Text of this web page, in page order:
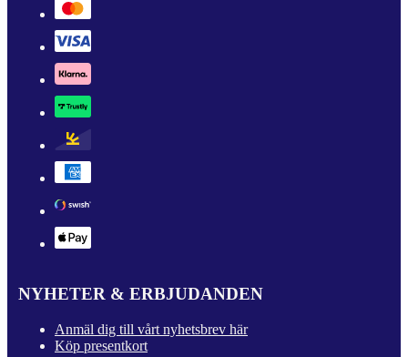
NYHETER & ERBJUDANDEN
Anmäl dig till vårt nyhetsbrev här
Köp presentkort